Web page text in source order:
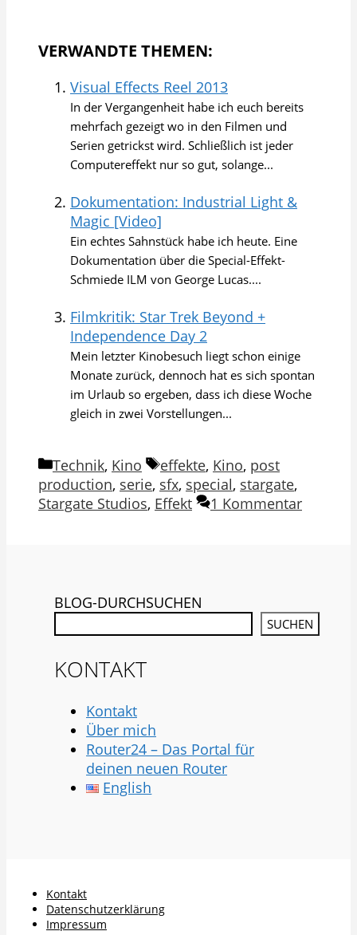
VERWANDTE THEMEN:
Visual Effects Reel 2013
In der Vergangenheit habe ich euch bereits
mehrfach gezeigt wo in den Filmen und
Serien getrickst wird. Schließlich ist jeder
Computereffekt nur so gut, solange...
Dokumentation: Industrial Light &
Magic [Video]
Ein echtes Sahnstück habe ich heute. Eine
Dokumentation über die Special-Effekt-
Schmiede ILM von George Lucas....
Filmkritik: Star Trek Beyond +
Independence Day 2
Mein letzter Kinobesuch liegt schon einige
Monate zurück, dennoch hat es sich spontan
im Urlaub so ergeben, dass ich diese Woche
gleich in zwei Vorstellungen...
Kategorien
Technik, Kino Schlagwörter
effekte, Kino, post
production, serie, sfx, special, stargate,
Stargate Studios, Effekt 1 Kommentar
BLOG-DURCHSUCHEN
SUCHEN
KONTAKT
Kontakt
Über mich
Router24 – Das Portal für
deinen neuen Router
English
Kontakt
Datenschutzerklärung
Impressum